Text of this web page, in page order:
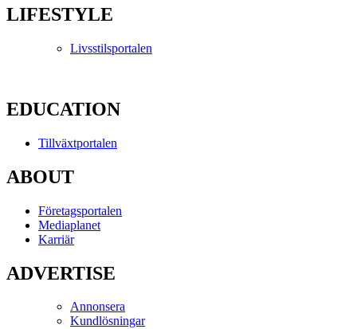
LIFESTYLE
Livsstilsportalen
EDUCATION
Tillväxtportalen
ABOUT
Företagsportalen
Mediaplanet
Karriär
ADVERTISE
Annonsera
Kundlösningar